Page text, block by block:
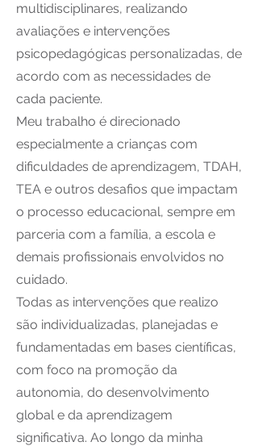
multidisciplinares, realizando
avaliações e intervenções
psicopedagógicas personalizadas, de
acordo com as necessidades de
cada paciente.
Meu trabalho é direcionado
especialmente a crianças com
dificuldades de aprendizagem, TDAH,
TEA e outros desafios que impactam
o processo educacional, sempre em
parceria com a família, a escola e
demais profissionais envolvidos no
cuidado.
Todas as intervenções que realizo
são individualizadas, planejadas e
fundamentadas em bases científicas,
com foco na promoção da
autonomia, do desenvolvimento
global e da aprendizagem
significativa. Ao longo da minha